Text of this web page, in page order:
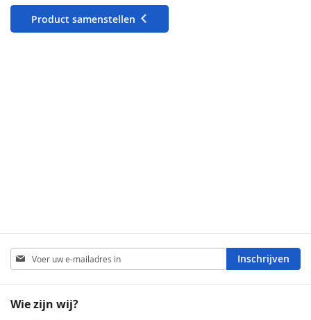
Product samenstellen
Abonneer
u
op
nieuwsbrief
Inschrijven
Wie zijn wij?